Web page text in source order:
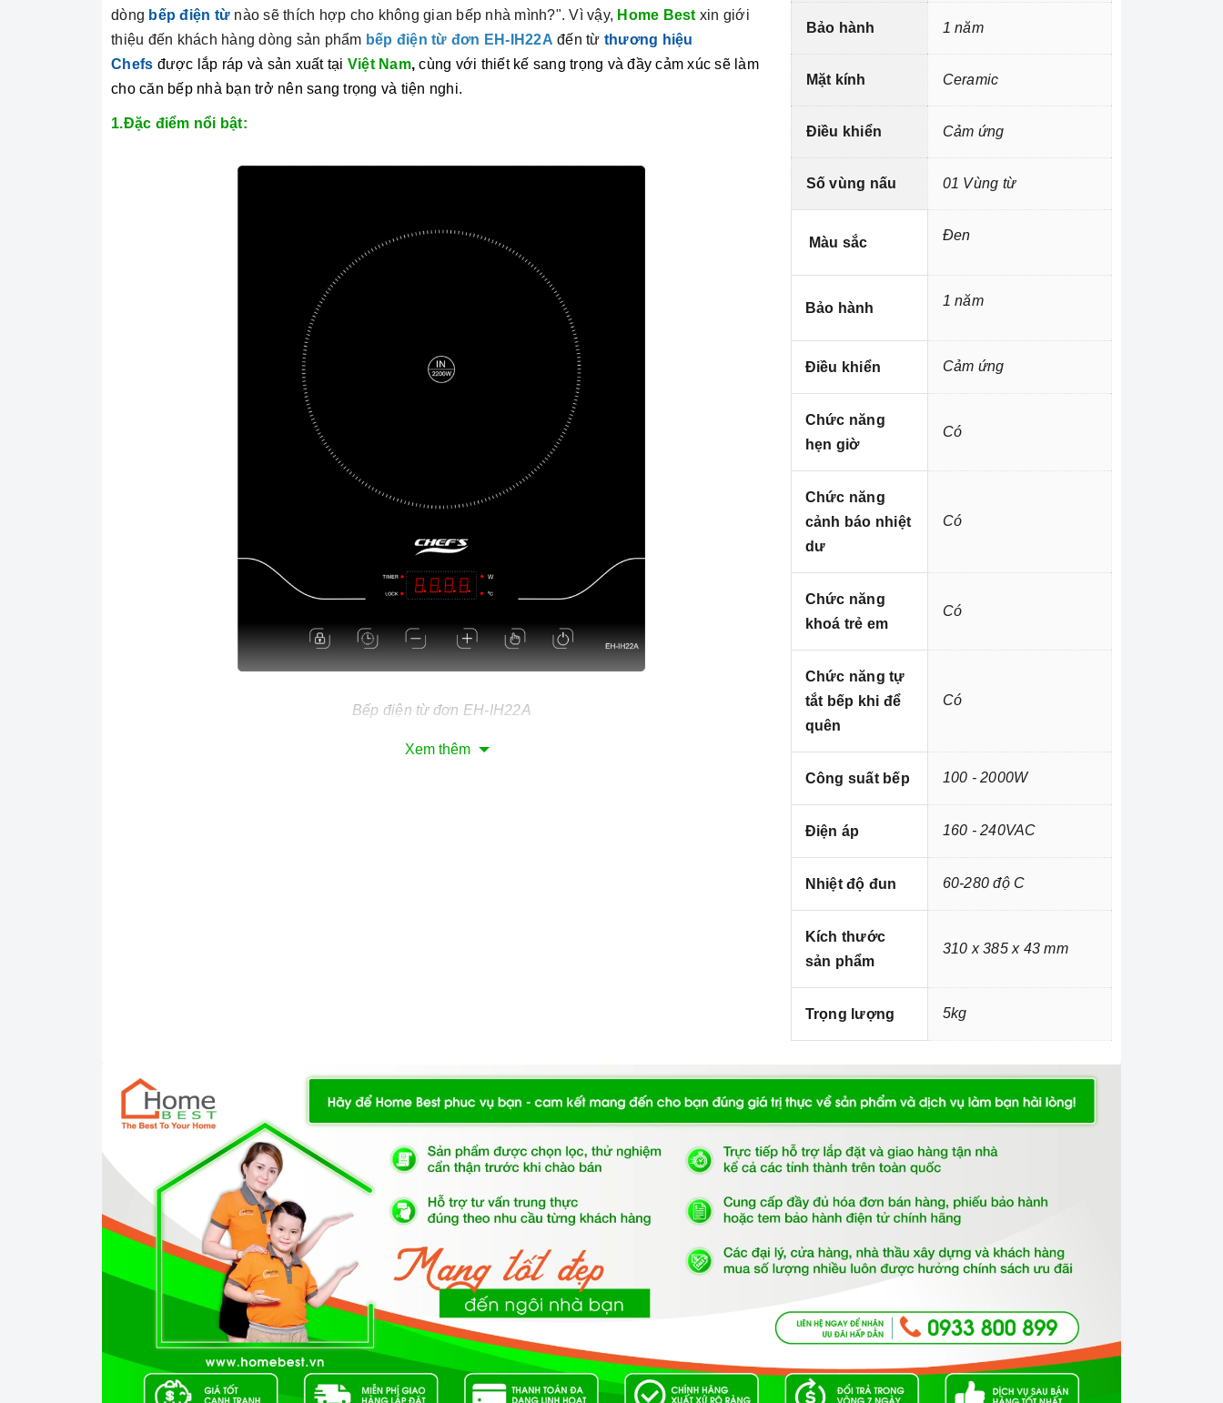
dòng bếp điện từ nào sẽ thích hợp cho không gian bếp nhà mình?". Vì vậy, Home Best xin giới
thiệu đến khách hàng dòng sản phẩm bếp điện từ đơn EH-IH22A đến từ thương hiệu
Chefs được lắp ráp và sản xuất tại Việt Nam, cùng với thiết kế sang trọng và đầy cảm xúc sẽ làm
cho căn bếp nhà bạn trở nên sang trọng và tiện nghi.
1.Đặc điểm nổi bật:
Bếp điện từ đơn EH-IH22A
cách linh hoạt và nhanh chóng.
=> Xem thêm: Các loại bảng điều khiển của bếp từ
Tuỳ chỉnh hẹn giờ thông minh
Hiệu suất cao, rút ngắn thời gian nấu
Tự động điều chỉnh công suất, tiết kiệm điện năng
3.Chức năng an toàn:
Xem thêm
Bảo hành 1 năm
Mặt kính Ceramic
Điều khiển Cảm ứng
Số vùng nấu 01 Vùng từ
Màu sắc Đen
Bảo hành 1 năm
Điều khiển Cảm ứng
Chức năng
hẹn giờ
Có
Chức năng
cảnh báo nhiệt
dư
Có
Chức năng
khoá trẻ em
Có
Chức năng tự
tắt bếp khi để
quên
Có
Công suất bếp 100 - 2000W
Điện áp 160 - 240VAC
Nhiệt độ đun 60-280 độ C
Kích thước
sản phẩm
310 x 385 x 43 mm
Trọng lượng 5kg